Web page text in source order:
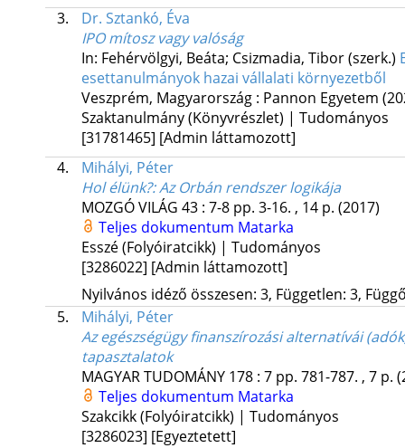
3.
Dr. Sztankó, Éva
IPO mítosz vagy valóság
In: Fehérvölgyi, Beáta; Csizmadia, Tibor (szerk.)
esettanulmányok hazai vállalati környezetből
Veszprém, Magyarország : Pannon Egyetem
Szaktanulmány (Könyvrészlet) | Tudományos
[31781465] [Admin láttamozott]
4.
Mihályi, Péter
Hol élünk?: Az Orbán rendszer logikája
MOZGÓ VILÁG 43: 7-8 pp. 3-16. , 14 p. (2017)
Teljes dokumentum Matarka
Esszé (Folyóiratcikk) | Tudományos
[3286022] [Admin láttamozott]
Nyilvános idéző összesen: 3, Független: 3,
5.
Mihályi, Péter
Az egészségügy finanszírozási alternatívái
tapasztalatok
MAGYAR TUDOMÁNY 178: 7 pp. 781-787. , 7 p.
Teljes dokumentum Matarka
Szakcikk (Folyóiratcikk) | Tudományos
[3286023] [Egyeztetett]